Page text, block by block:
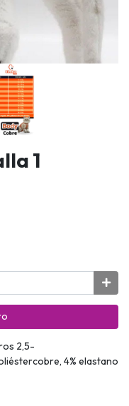
1
2,5-
4% elastano